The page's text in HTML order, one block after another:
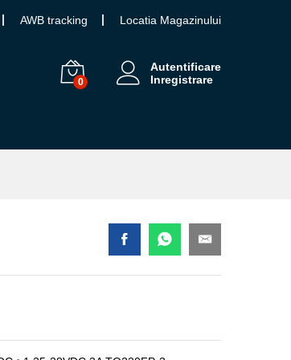
AWB tracking Locatia Magazinului
0
Autentificare
Inregistrare